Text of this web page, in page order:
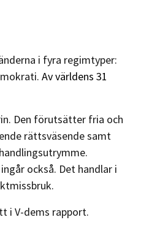
i fyra regimtyper:
Av världens 31
Den förutsätter fria och
rättsväsende samt
också. Det handlar i
i V-dems rapport.